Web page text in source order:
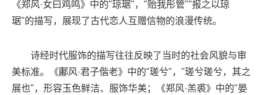
《郑风·女曰鸡鸣》中的"琼琚"，"贻我彤管""报之以琼
琚"的描写，展现了古代恋人互赠信物的浪漫传统。
诗经时代服饰的描写往往反映了当时的社会风貌与审
美标准。《鄘风·君子偕老》中的"瑳兮"，"瑳兮瑳兮，其之
展也"，形容玉色鲜洁、服饰华美；《郑风·羔裘》中的"晏